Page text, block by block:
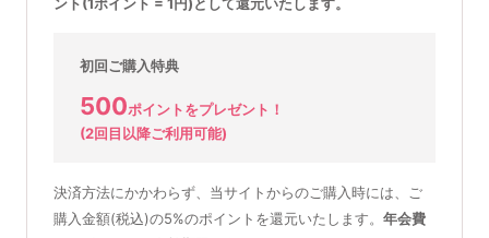
初回ご購入特典
500ポイントをプレゼント！
(2回目以降ご利用可能)
決済方法にかかわらず、当サイトからのご購入時には、ご
購入金額(税込)の5%のポイントを還元いたします。 年会費